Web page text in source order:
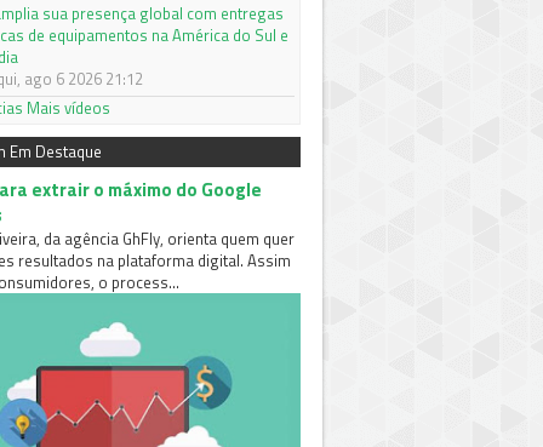
sua presença global com entregas
de equipamentos na América do Sul e
ago 6 2026 21:12
Mais vídeos
Em Destaque
extrair o máximo do Google
da agência GhFly, orienta quem quer
resultados na plataforma digital. Assim
o process...